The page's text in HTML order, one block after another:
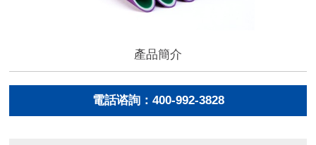
產品簡介
電話谘詢：400-992-3828